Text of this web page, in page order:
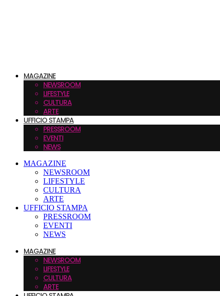
MAGAZINE
NEWSROOM
LIFESTYLE
CULTURA
ARTE
UFFICIO STAMPA
PRESSROOM
EVENTI
NEWS
MAGAZINE
NEWSROOM
LIFESTYLE
CULTURA
ARTE
UFFICIO STAMPA
PRESSROOM
EVENTI
NEWS
MAGAZINE
NEWSROOM
LIFESTYLE
CULTURA
ARTE